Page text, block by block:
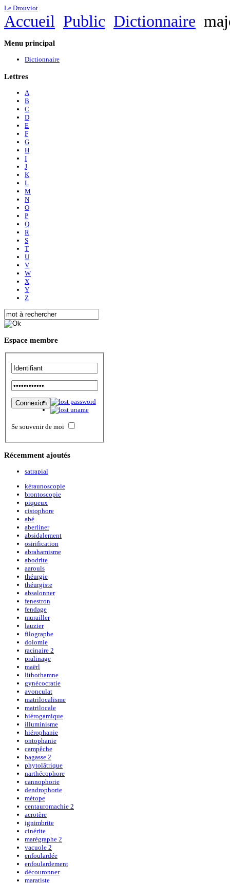
Le Drouviot
Accueil Public Dictionnaire
Menu principal
Dictionnaire
Lettres
A
B
C
D
E
F
G
H
I
J
K
L
M
N
O
P
Q
R
S
T
U
V
W
X
Y
Z
Espace membre
Se souvenir de moi
Récemment ajoutés
satrapial
kéraunoscopie
brontoscopie
piqueux
cistophore
abé
aberliner
absidalement
osirification
abrahamisme
abodrite
aarouls
théurgie
théurgiste
absalonner
fenestron
fendage
murailler
lauzier
filographe
dolomie
racinaire 2
pralinage
maërl
lithothamne
gynécocratie
avonculat
matrilocalisme
matrilocale
hiérogamique
illuminisme
hiérophanie
ontophanie
campêche
bagasse 2
phytolâtrique
narthécophore
cannophorie
dendrophorie
métope
centauromachie 2
acrotère
ignimbrite
cinérite
marégraphe 2
vacuole 2
enfoulardée
enfoulardement
découronner
maratiste